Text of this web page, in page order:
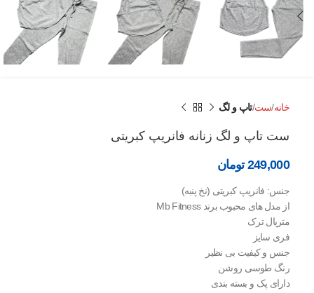
خانه ست تاپ و لگ
ست تاپ و لگ زنانه فانریپ کبریتی
249,000 تومان
جنس: فانریپ کبریتی (نخ پنبه)
از مدل های محبوب برند Mb Fitness
متریال ترک
فری سایز
جنس و کیفیت بی نظیر
رنگ طوسی روشن
دارای پک و بسته بندی